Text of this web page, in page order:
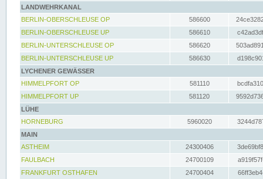
LANDWEHRKANAL
BERLIN-OBERSCHLEUSE OP
586600
BERLIN-OBERSCHLEUSE UP
586610
BERLIN-UNTERSCHLEUSE OP
586620
BERLIN-UNTERSCHLEUSE UP
586630
LYCHENER GEWÄSSER
HIMMELPFORT OP
581110
HIMMELPFORT UP
581120
LÜHE
HORNEBURG
5960020
MAIN
ASTHEIM
24300406
FAULBACH
24700109
FRANKFURT OSTHAFEN
24700404